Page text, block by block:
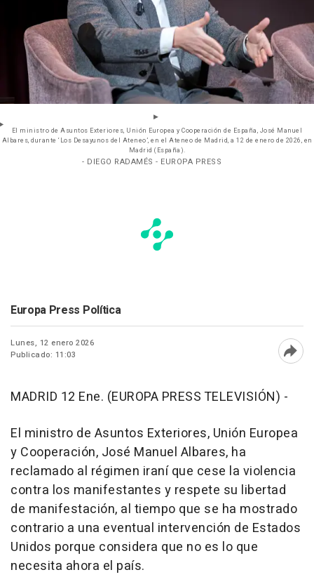
El ministro de Asuntos Exteriores, Unión Europea y Cooperación de España, José Manuel
Albares, durante ‘Los Desayunos del Ateneo’, en el Ateneo de Madrid, a 12 de enero de 2026, en
Madrid (España).
- DIEGO RADAMÉS - EUROPA PRESS
Europa Press Política
Lunes, 12 enero 2026
Publicado: 11:03
MADRID 12 Ene. (EUROPA PRESS TELEVISIÓN) -
El ministro de Asuntos Exteriores, Unión Europea
y Cooperación, José Manuel Albares, ha
reclamado al régimen iraní que cese la violencia
contra los manifestantes y respete su libertad
de manifestación, al tiempo que se ha mostrado
contrario a una eventual intervención de Estados
Unidos porque considera que no es lo que
necesita ahora el país.